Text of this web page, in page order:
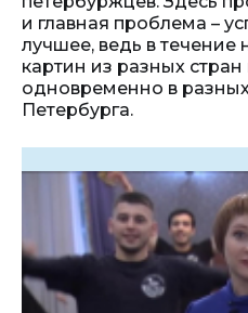
и главная проблема –
лучшее, ведь в течение
картин из разных
одновременно в
Петербурга.